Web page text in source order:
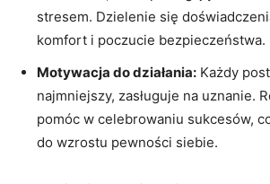
stresem. Dzielenie się
komfort i poczucie bezpieczeństwa.
Motywacja do⁣ działania: Każdy
najmniejszy, zasługuje na uznanie.
pomóc w celebrowaniu sukcesów,
do wzrostu pewności siebie.